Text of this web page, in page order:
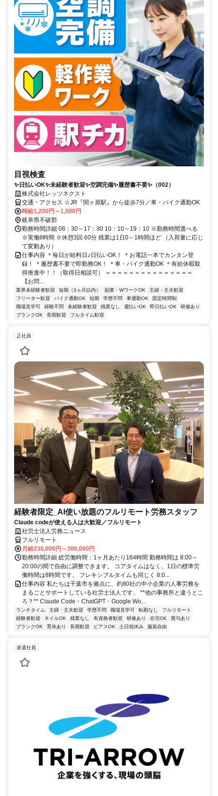
目視検査
✨日払いOK✨未経験者歓迎✨空調完備✨履歴書不要✨（002）
株式会社レッツネクスト
交通・アクセス ☆JR『関ヶ原駅』から徒歩7分／車・バイク通勤OK
時給1,200円～1,500円
岐阜県不破郡
勤務時間詳細 08：30～17：30 10：10～19：10 ※勤務時間選べる
※実働8時間 ※休憩3回 60分 残業は1日0～1時間ほど （入荷量に応じ
て変動あり）
仕事内容 ＊毎日が給料日♪日払いOK！ ＊お電話一本でカンタン登
録！ ＊履歴書不要で即勤務OK！ ＊車・バイク通勤OK ＊有給休暇取
得推進中！！（取得日相談可） ＝＝＝＝＝＝＝＝＝＝＝＝＝＝＝
【お問...
業界未経験者歓迎 短期（3ヵ月以内） 副業・WワークOK
主婦・主夫歓迎
フリーター歓迎
バイク通勤OK 短期 学歴不問 車通勤OK
固定時間制
職場見学可
経験不問 未経験者歓迎 残業なし 週払いOK 即日払いOK
研修あり
ブランクOK
長期歓迎 フルタイム歓迎
正社員
経験者限定_AI使い放題のフルリモート労務スタッフ
Claude codeが使える人は大歓迎／フルリモート
社労士法人労務ニュース
フルリモート
月給230,000円～300,000円
勤務時間詳細 総労働時間：1ヶ月あたり164時間 勤務時間は 8:00～
20:00の間で自由に調整できます。 コアタイムはなく、1日の標準労
働時間は8時間です。 フレキシブルタイムも同じく 8:0...
仕事内容 私たちは千葉市を拠点に、約80社の中小企業の人事労務を
まるごとサポートしている社労士法人です。 **他の事務所と違うとこ
ろ？** Claude Code・ChatGPT・Google Wo...
ランチタイム 主婦・主夫歓迎 学歴不問 職場見学可 転勤なし
フルリモート
経験者歓迎
ネイルOK 残業なし 有資格者歓迎 研修あり 在宅OK
賞与あり
ブランクOK
育休あり 長期歓迎 ピアスOK 土日祝休み 服装自由
派遣社員